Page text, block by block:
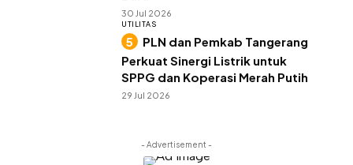
30 Jul 2026
UTILITAS
PLN dan Pemkab Tangerang
Perkuat Sinergi Listrik untuk
SPPG dan Koperasi Merah Putih
29 Jul 2026
- Advertisement -